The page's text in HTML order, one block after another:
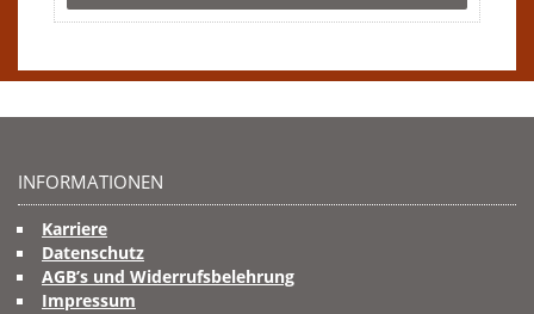
INFORMATIONEN
Karriere
Datenschutz
AGB’s und Widerrufsbelehrung
Impressum